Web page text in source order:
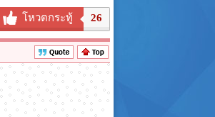
โหวตกระทู้ 26